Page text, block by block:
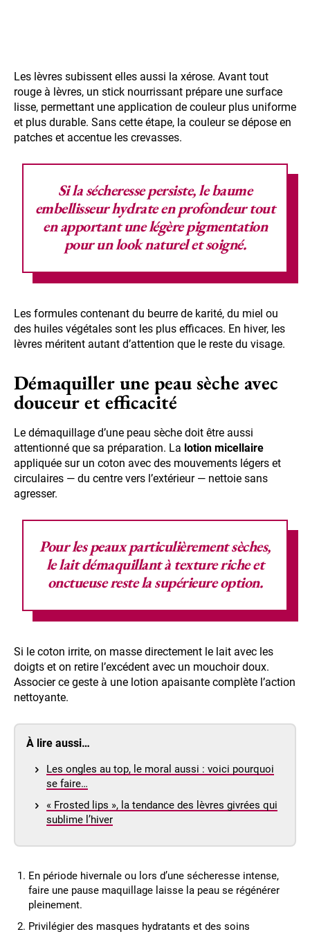
Les lèvres subissent elles aussi la xérose. Avant tout
rouge à lèvres, un stick nourrissant prépare une surface
lisse, permettant une application de couleur plus uniforme
et plus durable. Sans cette étape, la couleur se dépose en
patches et accentue les crevasses.
Si la sécheresse persiste, lebaume
embellisseurhydrate en profondeur tout
en apportant une légère pigmentation
pour un look naturel et soigné.
Les formules contenant du beurre de karité, du miel ou
des huiles végétales sont les plus efficaces. En hiver, les
lèvres méritent autant d’attention que le reste du visage.
Démaquiller une peau sèche avec
douceur et efficacité
Le démaquillage d’une peau sèche doit être aussi
attentionné que sa préparation. La lotion micellaire
appliquée sur un coton avec des mouvements légers et
circulaires — du centre vers l’extérieur — nettoie sans
agresser.
Pour les peaux particulièrement sèches,
lelait démaquillantà texture riche et
onctueuse reste la supérieure option.
Si le coton irrite, on masse directement le lait avec les
doigts et on retire l’excédent avec un mouchoir doux.
Associer ce geste à une lotion apaisante complète l’action
nettoyante.
À lire aussi…
Les ongles au top, le moral aussi : voici pourquoi
se faire…
« Frosted lips », la tendance des lèvres givrées qui
sublime l’hiver
En période hivernale ou lors d’une sécheresse intense,
faire une pause maquillage laisse la peau se régénérer
pleinement.
Privilégier des masques hydratants et des soins